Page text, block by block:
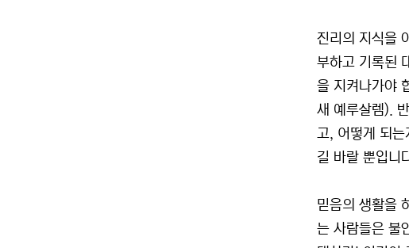
진리의 지식을
부하고 기록된
을 지켜나가야
새 예루살렘).
고, 어떻게 되
길 바랄 뿐입니
믿음의 생활을
는 사람들은 불